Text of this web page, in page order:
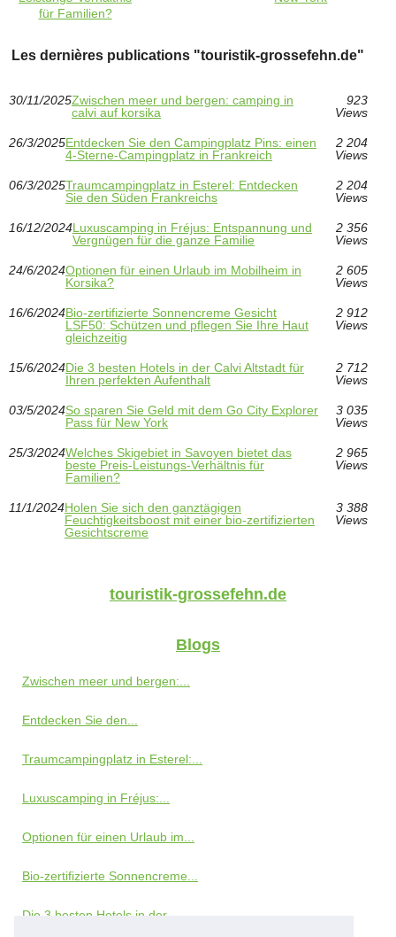
für Familien?
Les dernières publications "touristik-grossefehn.de"
30/11/2025Zwischen meer und bergen: camping in
calvi auf korsika
923
Views
26/3/2025Entdecken Sie den Campingplatz Pins: einen
4-Sterne-Campingplatz in Frankreich
2 204
Views
06/3/2025Traumcampingplatz in Esterel: Entdecken
Sie den Süden Frankreichs
2 204
Views
16/12/2024Luxuscamping in Fréjus: Entspannung und
Vergnügen für die ganze Familie
2 356
Views
24/6/2024Optionen für einen Urlaub im Mobilheim in
Korsika?
2 605
Views
16/6/2024Bio-zertifizierte Sonnencreme Gesicht
LSF50: Schützen und pflegen Sie Ihre Haut
gleichzeitig
2 912
Views
15/6/2024Die 3 besten Hotels in der Calvi Altstadt für
Ihren perfekten Aufenthalt
2 712
Views
03/5/2024So sparen Sie Geld mit dem Go City Explorer
Pass für New York
3 035
Views
25/3/2024Welches Skigebiet in Savoyen bietet das
beste Preis-Leistungs-Verhältnis für
Familien?
2 965
Views
11/1/2024Holen Sie sich den ganztägigen
Feuchtigkeitsboost mit einer bio-zertifizierten
Gesichtscreme
3 388
Views
touristik-grossefehn.de
Blogs
Zwischen meer und bergen:...
Entdecken Sie den...
Traumcampingplatz in Esterel:...
Luxuscamping in Fréjus:...
Optionen für einen Urlaub im...
Bio-zertifizierte Sonnencreme...
Die 3 besten Hotels in der...